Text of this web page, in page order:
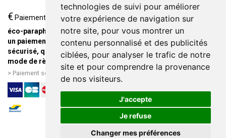
technologies de suivi pour améliorer
votre expérience de navigation sur
notre site, pour vous montrer un
contenu personnalisé et des publicités
ciblées, pour analyser le trafic de notre
site et pour comprendre la provenance
de nos visiteurs.
J'accepte
Je refuse
Changer mes préférences
€ Paiement
éco-parapharmacie.fr offre
un paiement entièrement
sécurisé, quel que soit le
mode de règlement
Paiement sécurisé et simple
Livraison / Point retrait
Commandez en ligne et
recevez votre commande
rapidement chez vous ou en
point retrait
Livraison chez vous ou en